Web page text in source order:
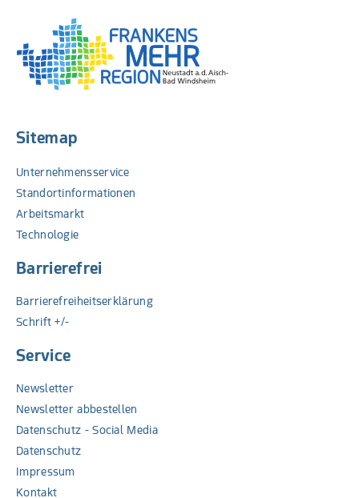
Sitemap
Unternehmensservice
Standortinformationen
Arbeitsmarkt
Technologie
Barrierefrei
Barrierefreiheitserklärung
Schrift +/-
Service
Newsletter
Newsletter abbestellen
Datenschutz - Social Media
Datenschutz
Impressum
Kontakt